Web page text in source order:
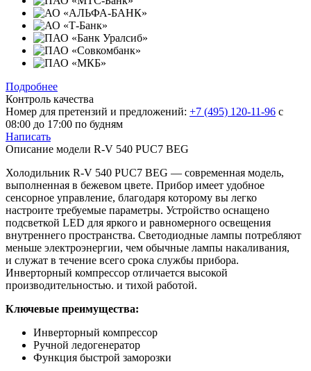
Подробнее
Контроль качества
Номер для претензий и предложений: +7 (495) 120-11-96 с
08:00 до 17:00 по будням
Написать
Описание модели R-V 540 PUC7 BEG
Холодильник R-V 540 PUC7 BEG — современная модель,
выполненная в бежевом цвете. Прибор имеет удобное
сенсорное управление, благодаря которому вы легко
настроите требуемые параметры. Устройство оснащено
подсветкой LED для яркого и равномерного освещения
внутреннего пространства. Светодиодные лампы потребляют
меньше электроэнергии, чем обычные лампы накаливания,
и служат в течение всего срока службы прибора.
Инверторный компрессор отличается высокой
производительностью. и тихой работой.
Ключевые преимущества:
Инверторный компрессор
Ручной ледогенератор
Функция быстрой заморозки